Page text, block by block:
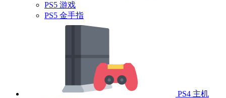
PS5 游戏
PS5 金手指
PS4 主机